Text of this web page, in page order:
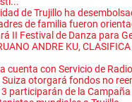
de Trujillo ha
de familia fueron
II Festival de Danza para
ANDRE KU,
cuenta con Servicio de
otorgará fondos no
3 participarán de la